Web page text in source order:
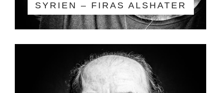
SYRIEN – FIRAS ALSHATER